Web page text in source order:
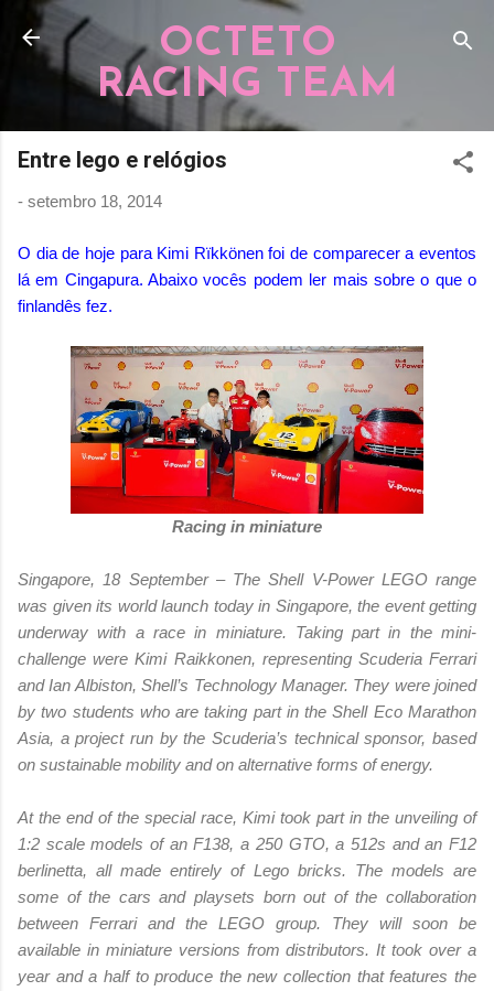
Pular para o conteúdo principal
OCTETO
RACING TEAM
Entre lego e relógios
- setembro 18, 2014
O dia de hoje para Kimi Rïkkönen foi de comparecer a eventos
lá em Cingapura. Abaixo vocês podem ler mais sobre o que o
finlandês fez.
Racing in miniature
Singapore, 18 September – The Shell V-Power LEGO range
was given its world launch today in Singapore, the event getting
underway with a race in miniature. Taking part in the mini-
challenge were Kimi Raikkonen, representing Scuderia Ferrari
and Ian Albiston, Shell’s Technology Manager. They were joined
by two students who are taking part in the Shell Eco Marathon
Asia, a project run by the Scuderia’s technical sponsor, based
on sustainable mobility and on alternative forms of energy.
At the end of the special race, Kimi took part in the unveiling of
1:2 scale models of an F138, a 250 GTO, a 512s and an F12
berlinetta, all made entirely of Lego bricks. The models are
some of the cars and playsets born out of the collaboration
between Ferrari and the LEGO group. They will soon be
available in miniature versions from distributors. It took over a
year and a half to produce the new collection that features the